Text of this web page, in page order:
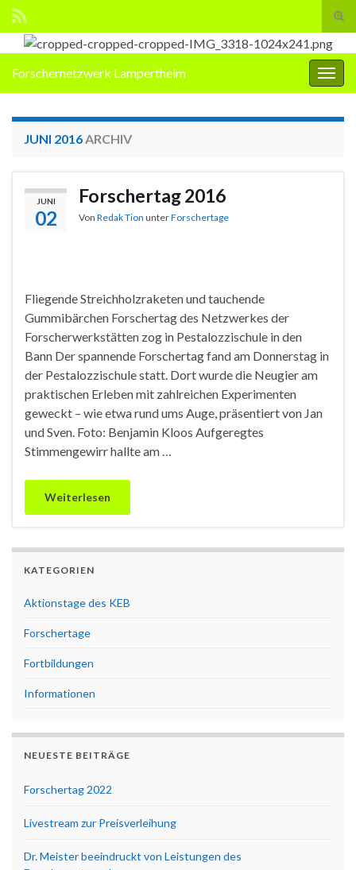
Search for:
Forschernetzwerk Lampertheim
JUNI 2016ARCHIV
JUNI
02
Forschertag 2016
Von Redak Tion unterForschertage
Fliegende Streichholzraketen und tauchende
Gummibärchen Forschertag des Netzwerkes der
Forscherwerkstätten zog in Pestalozzischule in den
Bann Der spannende Forschertag fand am Donnerstag in
der Pestalozzischule statt. Dort wurde die Neugier am
praktischen Erleben mit zahlreichen Experimenten
geweckt – wie etwa rund ums Auge, präsentiert von Jan
und Sven. Foto: Benjamin Kloos Aufgeregtes
Stimmengewirr hallte am …
Weiterlesen
KATEGORIEN
Aktionstage des KEB
Forschertage
Fortbildungen
Informationen
NEUESTE BEITRÄGE
Forschertag 2022
Livestream zur Preisverleihung
Dr. Meister beeindruckt von Leistungen des